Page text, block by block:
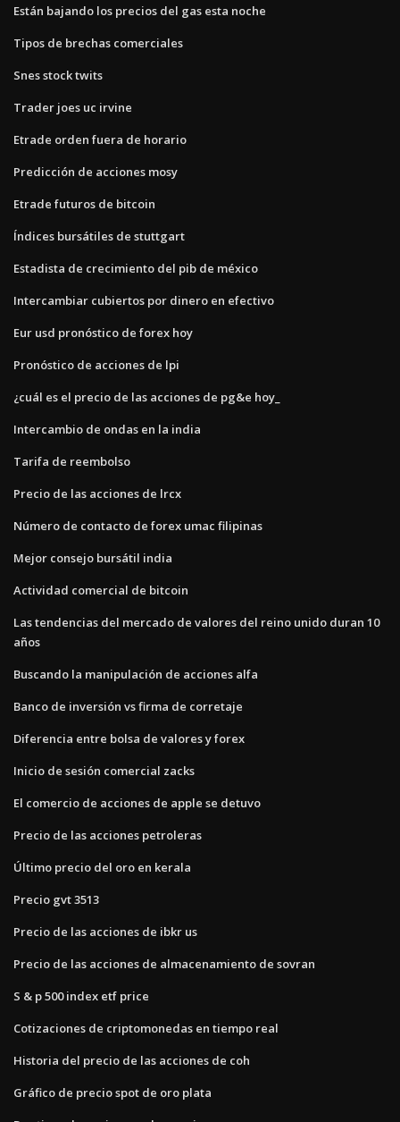
Están bajando los precios del gas esta noche
Tipos de brechas comerciales
Snes stock twits
Trader joes uc irvine
Etrade orden fuera de horario
Predicción de acciones mosy
Etrade futuros de bitcoin
Índices bursátiles de stuttgart
Estadista de crecimiento del pib de méxico
Intercambiar cubiertos por dinero en efectivo
Eur usd pronóstico de forex hoy
Pronóstico de acciones de lpi
¿cuál es el precio de las acciones de pg&e hoy_
Intercambio de ondas en la india
Tarifa de reembolso
Precio de las acciones de lrcx
Número de contacto de forex umac filipinas
Mejor consejo bursátil india
Actividad comercial de bitcoin
Las tendencias del mercado de valores del reino unido duran 10
años
Buscando la manipulación de acciones alfa
Banco de inversión vs firma de corretaje
Diferencia entre bolsa de valores y forex
Inicio de sesión comercial zacks
El comercio de acciones de apple se detuvo
Precio de las acciones petroleras
Último precio del oro en kerala
Precio gvt 3513
Precio de las acciones de ibkr us
Precio de las acciones de almacenamiento de sovran
S & p 500 index etf price
Cotizaciones de criptomonedas en tiempo real
Historia del precio de las acciones de coh
Gráfico de precio spot de oro plata